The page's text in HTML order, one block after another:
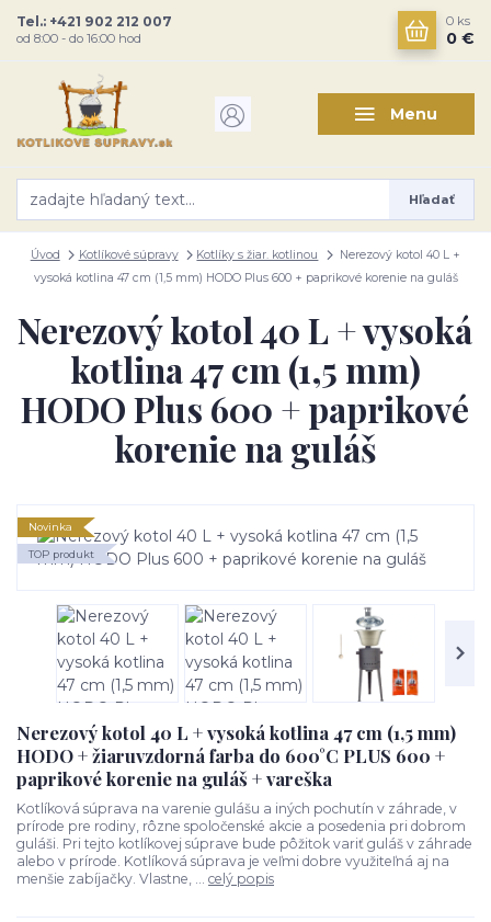
Menu
Hľadať
Tel.: +421 902 212 007
od 8:00 - do 16:00 hod
0 ks
0 €
Úvod Kotlíkové súpravy Kotlíky s žiar. kotlinou
Nerezový kotol 40 L +
vysoká kotlina 47 cm (1,5 mm) HODO Plus 600 + paprikové korenie na guláš
Nerezový kotol 40 L + vysoká
kotlina 47 cm (1,5 mm)
HODO Plus 600 + paprikové
korenie na guláš
Novinka
TOP produkt
Nerezový kotol 40 L + vysoká kotlina 47 cm (1,5 mm)
HODO + žiaruvzdorná farba do 600°C PLUS 600 +
paprikové korenie na guláš + vareška
Kotlíková súprava na varenie gulášu a iných pochutín v záhrade, v
prírode pre rodiny, rôzne spoločenské akcie a posedenia pri dobrom
guláši. Pri tejto kotlíkovej súprave bude pôžitok variť guláš v záhrade
alebo v prírode. Kotlíková súprava je veľmi dobre využiteľná aj na
menšie zabíjačky. Vlastne, ... celý popis